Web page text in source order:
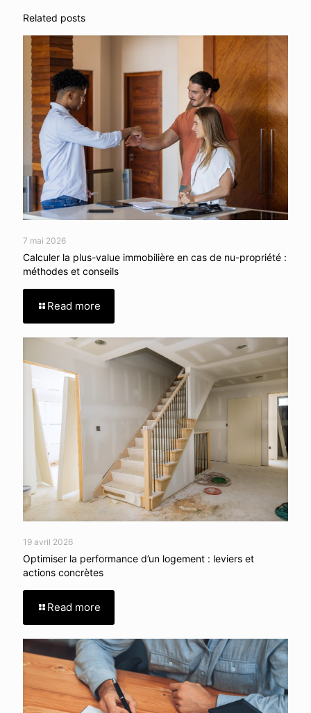
Related posts
7 mai 2026
Calculer la plus-value immobilière en cas de nu-propriété :
méthodes et conseils
Read more
19 avril 2026
Optimiser la performance d’un logement : leviers et
actions concrètes
Read more